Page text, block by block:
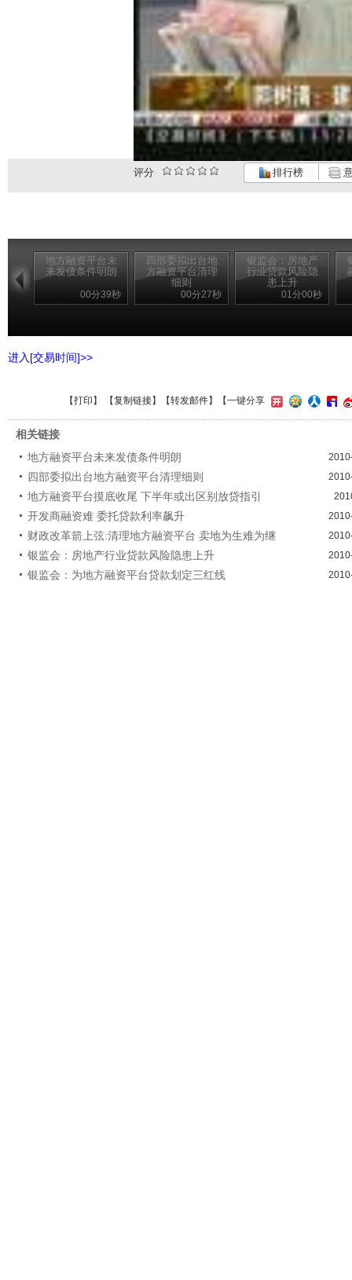
评分 排行榜
地方融资平台未
来发债条件明朗
00分39秒
四部委拟出台地
方融资平台清理
细则
00分27秒
银监会：房地产
行业贷款风险隐
患上升
01分00秒
进入[交易时间]>>
【打印 】 【复制链接】【转发邮件】 【一键分享
相关链接
地方融资平台未来发债条件明朗
四部委拟出台地方融资平台清理细则
地方融资平台摸底收尾 下半年或出区别放贷指引
开发商融资难 委托贷款利率飙升
财政改革箭上弦:清理地方融资平台 卖地为生难为继
银监会：房地产行业贷款风险隐患上升
银监会：为地方融资平台贷款划定三红线